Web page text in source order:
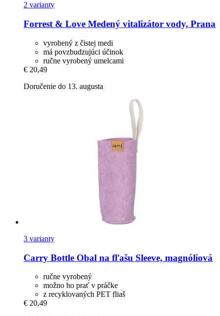
2 varianty
Forrest & Love Medený vitalizátor vody, Prana
vyrobený z čistej medi
má povzbudzujúci účinok
ručne vyrobený umelcami
€ 20,49
Doručenie do 13. augusta
3 varianty
Carry Bottle Obal na fľašu Sleeve, magnóliová
ručne vyrobený
možno ho prať v práčke
z recyklovaných PET fliaš
€ 20,49